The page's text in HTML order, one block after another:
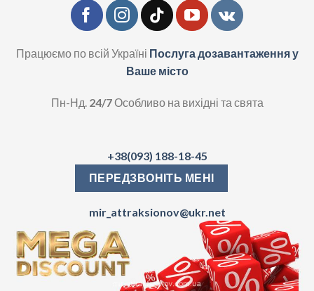
Працюємо по всій Україні Послуга дозавантаження у
Ваше місто
Пн-Нд. 24/7Особливо на вихідні та свята
+38(093) 188-18-45
ПЕРЕДЗВОНІТЬ МЕНІ
mir_attraksionov@ukr.net